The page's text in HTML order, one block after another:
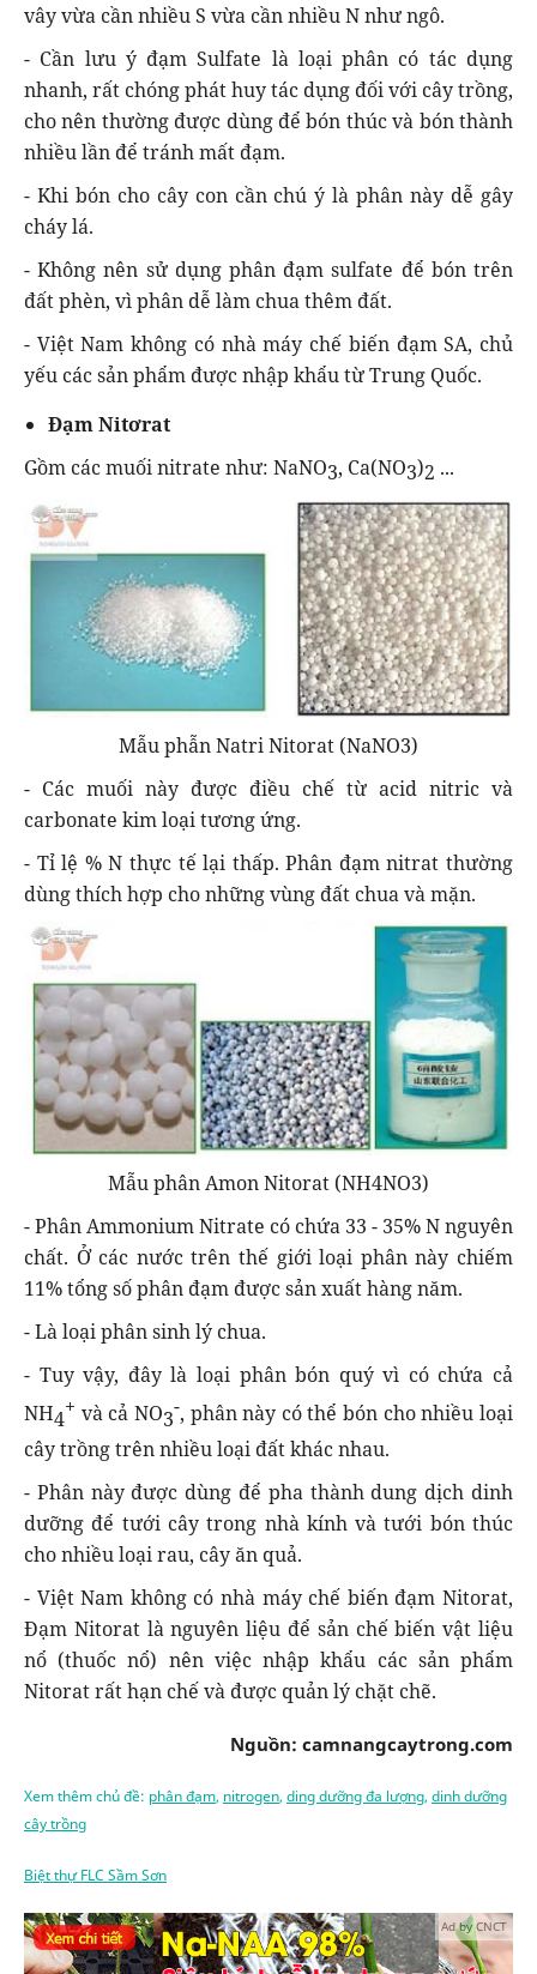
vây vừa cần nhiều S vừa cần nhiều N như ngô.
- Cần lưu ý đạm Sulfate là loại phân có tác dụng
nhanh, rất chóng phát huy tác dụng đối với cây trồng,
cho nên thường được dùng để bón thúc và bón thành
nhiều lần để tránh mất đạm.
- Khi bón cho cây con cần chú ý là phân này dễ gây
cháy lá.
- Không nên sử dụng phân đạm sulfate để bón trên
đất phèn, vì phân dễ làm chua thêm đất.
- Việt Nam không có nhà máy chế biến đạm SA, chủ
yếu các sản phẩm được nhập khẩu từ Trung Quốc.
Đạm Nitơrat
Gồm các muối nitrate như: NaNO3, Ca(NO3)2 ...
Mẫu phẫn Natri Nitorat (NaNO3)
- Các muối này được điều chế từ acid nitric và
carbonate kim loại tương ứng.
- Tỉ lệ % N thực tế lại thấp. Phân đạm nitrat thường
dùng thích hợp cho những vùng đất chua và mặn.
Mẫu phân Amon Nitorat (NH4NO3)
- Phân Ammonium Nitrate có chứa 33 - 35% N nguyên
chất. Ở các nước trên thế giới loại phân này chiếm
11% tổng số phân đạm được sản xuất hàng năm.
- Là loại phân sinh lý chua.
- Tuy vậy, đây là loại phân bón quý vì có chứa cả
NH4+ và cả NO3-, phân này có thể bón cho nhiều loại
cây trồng trên nhiều loại đất khác nhau.
- Phân này được dùng để pha thành dung dịch dinh
dưỡng để tưới cây trong nhà kính và tưới bón thúc
cho nhiều loại rau, cây ăn quả.
- Việt Nam không có nhà máy chế biến đạm Nitorat,
Đạm Nitorat là nguyên liệu để sản chế biến vật liệu
nổ (thuốc nổ) nên việc nhập khẩu các sản phẩm
Nitorat rất hạn chế và được quản lý chặt chẽ.
Nguồn: camnangcaytrong.com
Xem thêm chủ đề: phân đạm, nitrogen, ding dưỡng đa lượng, dinh dưỡng
cây trồng
Biệt thự FLC Sầm Sơn
Ad by CNCT